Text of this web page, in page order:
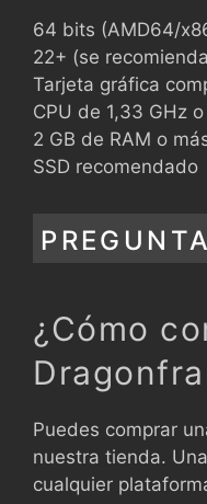
64 bits (AMD64/
22+ (se
Tarjeta gráfica
CPU de 1,33 GHz
2 GB de RAM o
SSD recomendado
¿Cómo
Puedes comprar
nuestra tienda.
cualquier